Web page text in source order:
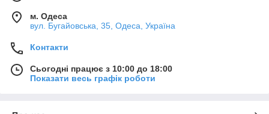
м. Одеса
вул. Бугайовська, 35, Одеса, Україна
Контакти
Сьогодні працює з 10:00 до 18:00
Показати весь графік роботи